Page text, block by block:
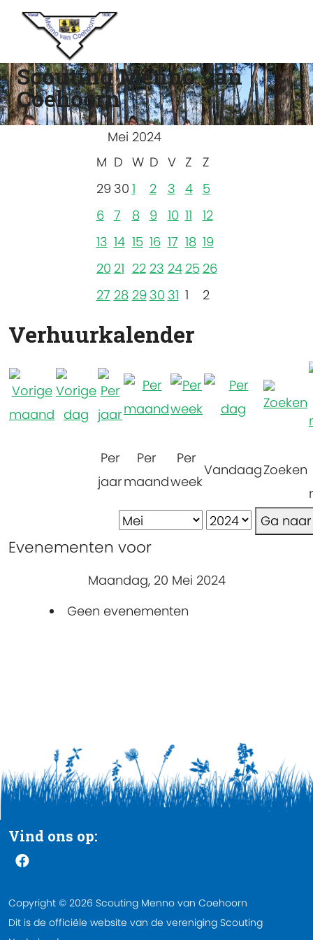
Scouting Menno van
Coehoorn
Mei 2024
M D W D V Z
Z
29 30 1 2 3 4
5
6 7 8 9 10 11
12
13 14 15 16 17 18 19
20 21 22 23 24 25 26
27 28 29 30 31 1 2
Verhuurkalender
Per
jaar
Per
maand
Per
week
VandaagZoeken
Ga
Evenementen voor
Maandag, 20 Mei 2024
Geen evenementen
Vind ons op:
Copyright © 2026 Scouting Menno van Coehoorn
Dit is de officiële website van de vereniging Scouting